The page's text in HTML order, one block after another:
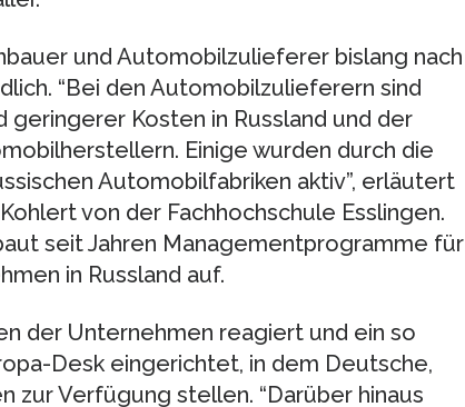
und Automobilzulieferer bislang nach
“Bei den Automobilzulieferern sind
Kosten in Russland und der
Einige wurden durch die
Automobilfabriken aktiv”, erläutert
von der Fachhochschule Esslingen.
seit Jahren Managementprogramme für
in Russland auf.
der Unternehmen reagiert und ein so
Desk eingerichtet, in dem Deutsche,
zur Verfügung stellen. “Darüber hinaus